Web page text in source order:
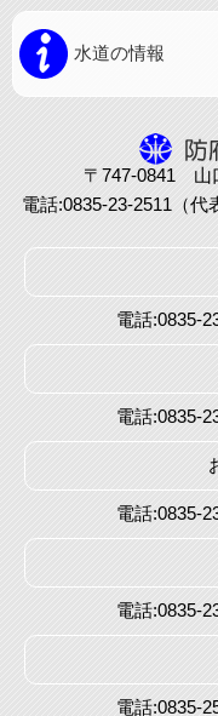
水道の情報
〒747-0841 山
電話:0835-23-2511（代
電話:0835-
電話:0835-
電話:0835-
電話:0835-
電話:0835-